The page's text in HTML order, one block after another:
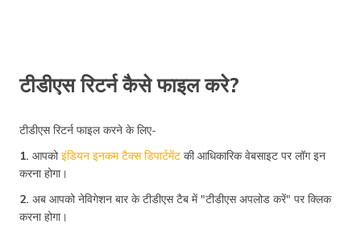
टीडीएस रिटर्न कैसे फाइल करे?
टीडीएस रिटर्न फाइल करने के लिए-
1. आपकोइंडियन इनकम टैक्स डिपार्टमेंट की आधिकारिक वेबसाइट पर लॉग इन
करना होगा।
2. अब आपको नेविगेशन बार के टीडीएस टैब में "टीडीएस अपलोड करें" पर क्लिक
करना होगा।